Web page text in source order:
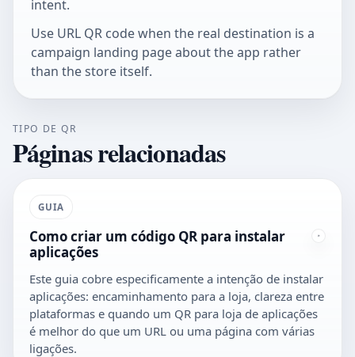
intent.
Use URL QR codewhen the real destination is a
campaign landing page about the app rather
than the store itself.
TIPO DE QR
Páginas relacionadas
GUIA
Como criar um código QR para instalar
aplicações
Este guia cobre especificamente a intenção de instalar
aplicações: encaminhamento para a loja, clareza entre
plataformas e quando um QR para loja de aplicações
é melhor do que um URL ou uma página com várias
ligações.